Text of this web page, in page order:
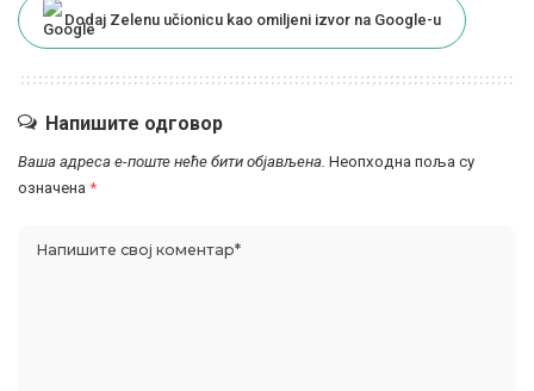
Dodaj Zelenu učionicu kao omiljeni izvor na Google-u
Напишите одговор
Ваша адреса е-поште неће бити објављена. Неопходна поља су
означена *